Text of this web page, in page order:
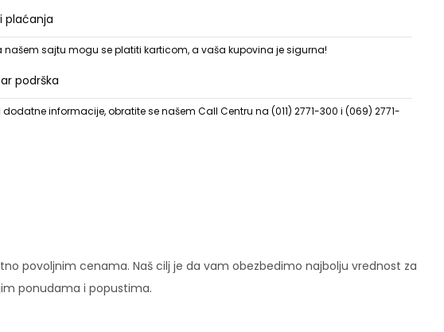
plaćanja
našem sajtu mogu se platiti karticom, a vaša kupovina je sigurna!
podrška
informacije, obratite se našem Call Centru na (011) 2771-300 i (069) 2771-
povoljnim cenama. Naš cilj je da vam obezbedimo najbolju vrednost za
ponudama i popustima.